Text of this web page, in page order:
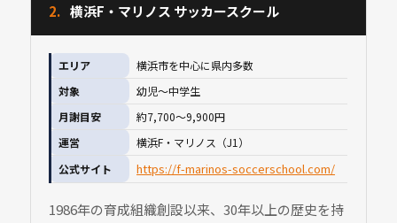
2. 横浜F・マリノス サッカースクール
エリア
横浜市を中心に県内多数
対象
幼児〜中学生
月謝目安
約7,700〜9,900円
運営
横浜F・マリノス（J1）
公式サイト
https://f-marinos-soccerschool.com/
1986年の育成組織創設以来、30年以上の歴史を持